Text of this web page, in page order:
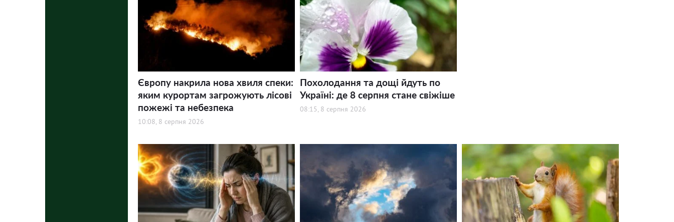
Європу накрила нова хвиля спеки:
яким курортам загрожують лісові
пожежі та небезпека
10:08, 8 серпня 2026
Похолодання та дощі йдуть по
Україні: де 8 серпня стане свіжіше
08:15, 8 серпня 2026